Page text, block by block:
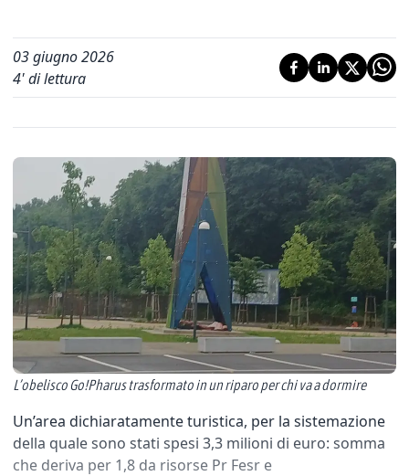
03 giugno 2026
4' di lettura
L’obelisco Go!Pharus trasformato in un riparo per chi va a dormire
Un’area dichiaratamente turistica, per la sistemazione
della quale sono stati spesi 3,3 milioni di euro: somma
che deriva per 1,8 da risorse Pr Fesr e